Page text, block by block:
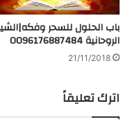
باب الحلول للسحر
الروحانية 0096176887484
21/11/2018
اترك تعليقاً